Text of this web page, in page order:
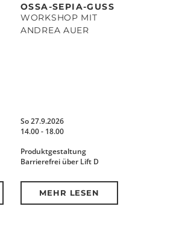
OSSA-SEPIA-GUSS
WORKSHOP MIT
ANDREA AUER
So 27.9.2026
14.00 - 18.00
Produktgestaltung
Barrierefrei über Lift D
MEHR LESEN